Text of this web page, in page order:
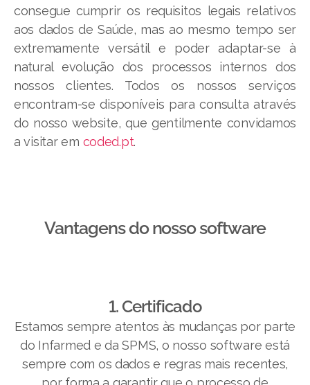
consegue cumprir os requisitos legais relativos
aos dados de Saúde, mas ao mesmo tempo ser
extremamente versátil e poder adaptar-se à
natural evolução dos processos internos dos
nossos clientes. Todos os nossos serviços
encontram-se disponíveis para consulta através
do nosso website, que gentilmente convidamos
a visitar em coded.pt.
Vantagens do nosso software​
1. Certificado
Estamos sempre atentos às mudanças por parte
do Infarmed e da SPMS, o nosso software está
sempre com os dados e regras mais recentes,